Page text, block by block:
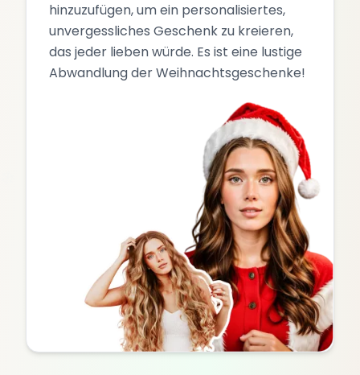
hinzuzufügen, um ein personalisiertes,
unvergessliches Geschenk zu kreieren,
das jeder lieben würde. Es ist eine lustige
Abwandlung der Weihnachtsgeschenke!